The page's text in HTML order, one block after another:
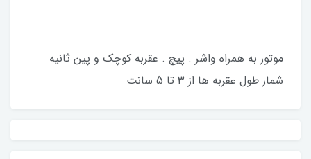
موتور به همراه واشر . پیچ . عقربه کوچک و پین ثانیه
شمار طول عقربه ها از 3 تا 5 سانت